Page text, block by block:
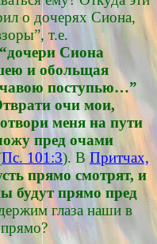
о дочерях Сиона,
т.е.
Сиона
и обольщая
поступью…”
очи мои,
меня на пути
пред очами
Пс. 101:3). ВПритчах,
прямо смотрят, и
будут прямо пред
глаза наши в